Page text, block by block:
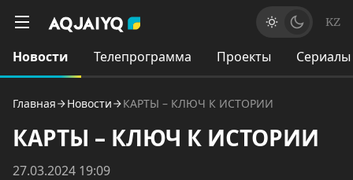
KZ
Новости Телепрограмма Проекты Сериалы
Главная Новости КАРТЫ – КЛЮЧ К ИСТОРИИ
КАРТЫ – КЛЮЧ К ИСТОРИИ
27.03.2024 19:09